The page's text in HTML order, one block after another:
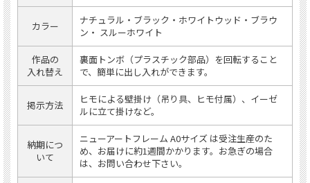
カラー
ナチュラル・ブラック・ホワイトウッド・ブラウ
ン・ スルーホワイト
作品の
入れ替え
裏面トンボ（プラスチック部品）を回転すること
で、簡単に出し入れができます。
掲示方法
ヒモによる壁掛け（吊り具、ヒモ付属）、イーゼ
ルに立て掛けなど。
納期につ
いて
ニューアートフレーム A0サイズ は受注生産のた
め、お届けに約1週間かかります。お急ぎの場合
は、お問い合わせ下さい。